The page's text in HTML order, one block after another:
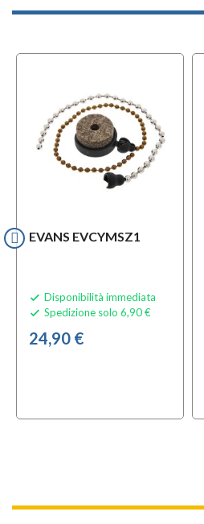
EVANS EVCYMSZ1
 Disponibilità immediata
 Spedizione solo 6,90 €
24,90 €